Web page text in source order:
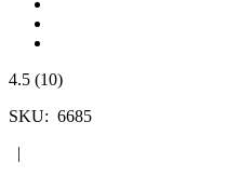
4.5 (10)
SKU: 6685
|